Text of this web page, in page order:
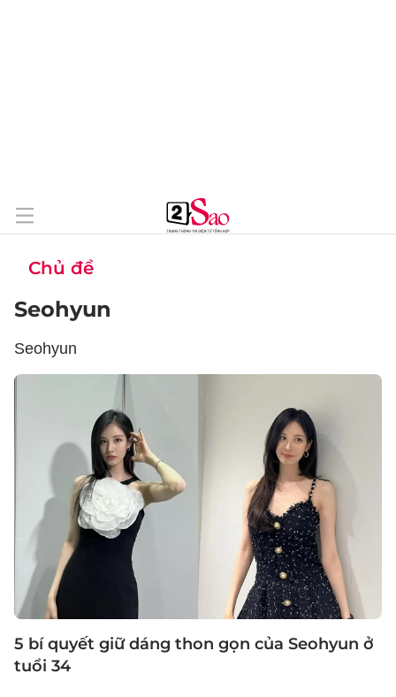
Chủ đề
Seohyun
Seohyun
5 bí quyết giữ dáng thon gọn của Seohyun ở
tuổi 34